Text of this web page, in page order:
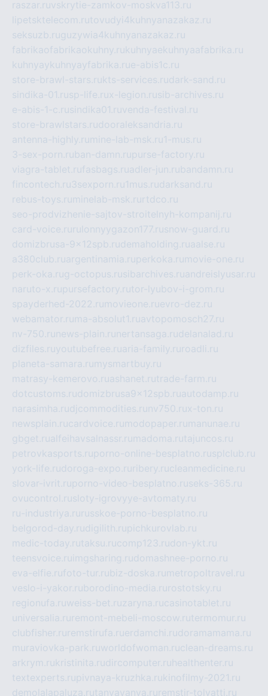
raszar.ruvskrytie-zamkov-moskva113.ru
lipetsktelecom.rutovudyi4kuhnyanazakaz.ru
seksuzb.ruguzywia4kuhnyanazakaz.ru
fabrikaofabrikaokuhny.rukuhnyaekuhnyaafabrika.ru
kuhnyaykuhnyayfabrika.rue-abis1c.ru
store-brawl-stars.rukts-services.rudark-sand.ru
sindika-01.rusp-life.rux-legion.rusib-archives.ru
e-abis-1-c.rusindika01.ruvenda-festival.ru
store-brawlstars.rudooraleksandria.ru
antenna-highly.ru mine-lab-msk.ru1-mus.ru
3-sex-porn.ruban-damn.rupurse-factory.ru
viagra-tablet.rufasbags.ruadler-jun.rubandamn.ru
fincontech.ru3sexporn.ru1mus.rudarksand.ru
rebus-toys.ru minelab-msk.ru rtdco.ru
seo-prodvizhenie-sajtov-stroitelnyh-kompanij.ru
card-voice.ru rulonnyygazon177.rusnow-guard.ru
domizbrusa-9x12spb.rudemaholding.ruaalse.ru
a380club.ruargentinamia.ruperkoka.ru movie-one.ru
perk-oka.rug-octopus.rusibarchives.ruandreislyusar.ru
naruto-x.rupursefactory.rutor-lyubov-i-grom.ru
spayderhed-2022.ru movieone.ruevro-dez.ru
webamator.ru ma-absolut1.ruavtopomosch27.ru
nv-750.ru news-plain.ru nertansaga.rudelanalad.ru
dizfiles.ruyoutubefree.ruaria-family.ru roadli.ru
planeta-samara.ru mysmartbuy.ru
matrasy-kemerovo.ruashanet.rutrade-farm.ru
dotcustoms.rudomizbrusa9x12spb.ruautodamp.ru
narasimha.rudjcommodities.ru nv750.rux-ton.ru
newsplain.rucardvoice.ru modopaper.ru manunae.ru
gbget.rualfeihavsalnassr.ru madoma.rutajuncos.ru
petrovkasports.ruporno-online-besplatno.rusplclub.ru
york-life.rudoroga-expo.ru ribery.rucleanmedicine.ru
slovar-ivrit.ruporno-video-besplatno.ruseks-365.ru
ovucontrol.rusloty-igrovyye-avtomaty.ru
ru-industriya.ru russkoe-porno-besplatno.ru
belgorod-day.rudigilith.rupichkurovlab.ru
medic-today.rutaksu.rucomp123.rudon-ykt.ru
teensvoice.ru imgsharing.rudomashnee-porno.ru
eva-elfie.rufoto-tur.rubiz-doska.ru metropoltravel.ru
veslo-i-yakor.ruborodino-media.ru rostotsky.ru
regionufa.ruweiss-bet.ruzaryna.rucasinotablet.ru
universalia.ru remont-mebeli-moscow.rutermomur.ru
clubfisher.ru remstirufa.ruerdamchi.rudoramamama.ru
muraviovka-park.ruworldofwoman.ruclean-dreams.ru
arkrym.rukristinita.rudircomputer.ru healthenter.ru
textexperts.rupivnaya-kruzhka.rukinofilmy-2021.ru
demolalapaluza.rutanyavanya.ru remstir-tolyatti.ru